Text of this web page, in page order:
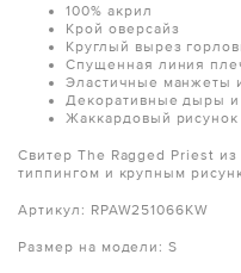
100% акрил
Крой оверсайз
Круглый вырез
Спущенная линия
Эластичные манжеты
Декоративные дыры
Жаккардовый рисунок
Свитер The Ragged Priest
типпингом и крупным
Артикул: RPAW251066KW
Размер на модели: S